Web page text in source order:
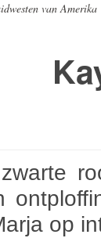
van Amerika
op